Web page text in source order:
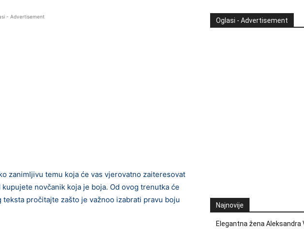
- Advertisement
zanimljivu temu koja će vas vjerovatno zaiteresovat
novčanik koja je boja. Od ovog trenutka će
pročitajte zašto je važnoo izabrati pravu boju
Oglasi - Advertisement
Najnovije
Elegantna žena Aleksandra